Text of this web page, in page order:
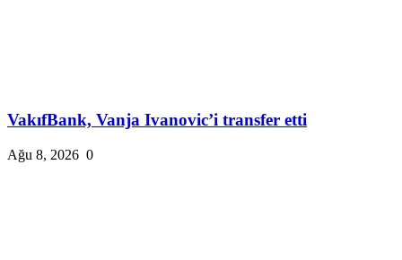
VakıfBank, Vanja Ivanovic’i transfer etti
Ağu 8, 2026 0